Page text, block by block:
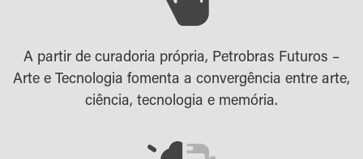
A partir de curadoria própria, Petrobras Futuros –
Arte e Tecnologia fomenta a convergência entre arte,
ciência, tecnologia e memória.